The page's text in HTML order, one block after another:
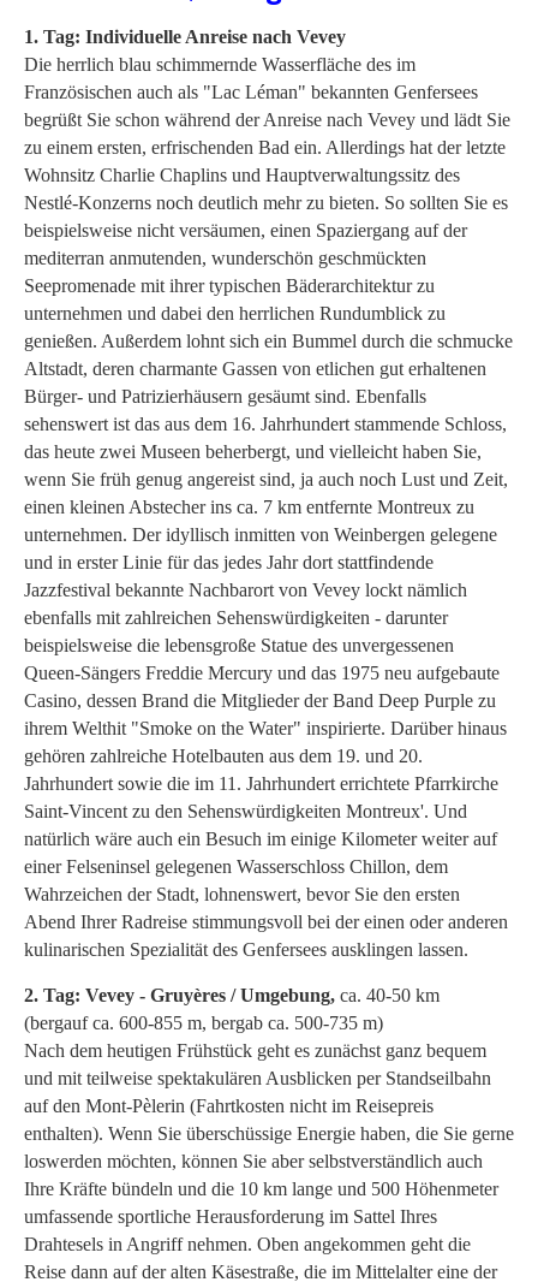
1. Tag: Individuelle Anreise nach Vevey
Die herrlich blau schimmernde Wasserfläche des im
Französischen auch als "Lac Léman" bekannten Genfersees
begrüßt Sie schon während der Anreise nach Vevey und lädt Sie
zu einem ersten, erfrischenden Bad ein. Allerdings hat der letzte
Wohnsitz Charlie Chaplins und Hauptverwaltungssitz des
Nestlé-Konzerns noch deutlich mehr zu bieten. So sollten Sie es
beispielsweise nicht versäumen, einen Spaziergang auf der
mediterran anmutenden, wunderschön geschmückten
Seepromenade mit ihrer typischen Bäderarchitektur zu
unternehmen und dabei den herrlichen Rundumblick zu
genießen. Außerdem lohnt sich ein Bummel durch die schmucke
Altstadt, deren charmante Gassen von etlichen gut erhaltenen
Bürger- und Patrizierhäusern gesäumt sind. Ebenfalls
sehenswert ist das aus dem 16. Jahrhundert stammende Schloss,
das heute zwei Museen beherbergt, und vielleicht haben Sie,
wenn Sie früh genug angereist sind, ja auch noch Lust und Zeit,
einen kleinen Abstecher ins ca. 7 km entfernte Montreux zu
unternehmen. Der idyllisch inmitten von Weinbergen gelegene
und in erster Linie für das jedes Jahr dort stattfindende
Jazzfestival bekannte Nachbarort von Vevey lockt nämlich
ebenfalls mit zahlreichen Sehenswürdigkeiten - darunter
beispielsweise die lebensgroße Statue des unvergessenen
Queen-Sängers Freddie Mercury und das 1975 neu aufgebaute
Casino, dessen Brand die Mitglieder der Band Deep Purple zu
ihrem Welthit "Smoke on the Water" inspirierte. Darüber hinaus
gehören zahlreiche Hotelbauten aus dem 19. und 20.
Jahrhundert sowie die im 11. Jahrhundert errichtete Pfarrkirche
Saint-Vincent zu den Sehenswürdigkeiten Montreux'. Und
natürlich wäre auch ein Besuch im einige Kilometer weiter auf
einer Felseninsel gelegenen Wasserschloss Chillon, dem
Wahrzeichen der Stadt, lohnenswert, bevor Sie den ersten
Abend Ihrer Radreise stimmungsvoll bei der einen oder anderen
kulinarischen Spezialität des Genfersees ausklingen lassen.
2. Tag: Vevey - Gruyères / Umgebung, ca. 40-50 km
(bergauf ca. 600-855 m, bergab ca. 500-735 m)
Nach dem heutigen Frühstück geht es zunächst ganz bequem
und mit teilweise spektakulären Ausblicken per Standseilbahn
auf den Mont-Pèlerin (Fahrtkosten nicht im Reisepreis
enthalten). Wenn Sie überschüssige Energie haben, die Sie gerne
loswerden möchten, können Sie aber selbstverständlich auch
Ihre Kräfte bündeln und die 10 km lange und 500 Höhenmeter
umfassende sportliche Herausforderung im Sattel Ihres
Drahtesels in Angriff nehmen. Oben angekommen geht die
Reise dann auf der alten Käsestraße, die im Mittelalter eine der